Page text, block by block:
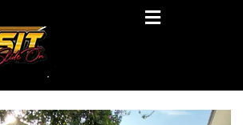
RANGSIT SlideON
ต รถสไลด์ ราคาถูก